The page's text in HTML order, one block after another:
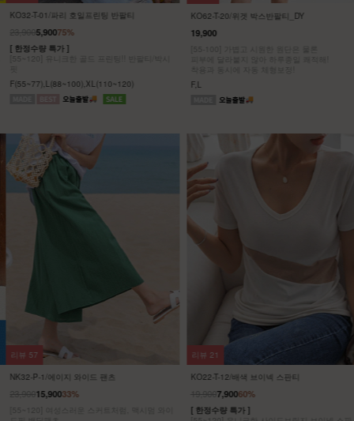
KO32-T-01/파리 호일프린팅 반팔티
75%
23,9005,900
[ 한정수량 특가 ]
[55~120] 유니크한 골드 프린팅!! 반팔티/박시
F(55~77),L(88~100),XL(110~120)
KO62-T-20/위겟 박스반팔티_DY
19,900
[55-100] 가볍고 시원한 원단은 물론
F,L
NK32-P-1/에이지 와이드 팬츠
33%
23,90015,900
[55~120] 여성스러운 스커트처럼, 맥시멈 와이
리뷰57
KO22-T-12/배색 브이넥 스판티
60%
19,9007,900
[ 한정수량 특가 ]
리뷰21